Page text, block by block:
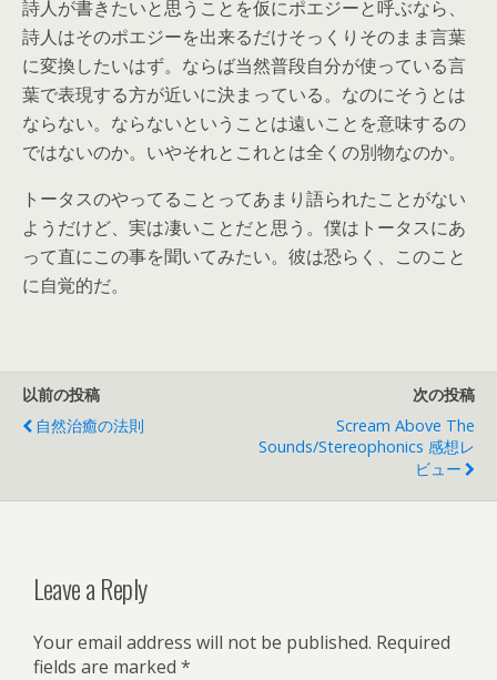
詩人が書きたいと思うことを仮にポエジーと呼ぶなら、
詩人はそのポエジーを出来るだけそっくりそのまま言葉
に変換したいはず。ならば当然普段自分が使っている言
葉で表現する方が近いに決まっている。なのにそうとは
ならない。ならないということは遠いことを意味するの
ではないのか。いやそれとこれとは全くの別物なのか。
トータスのやってることってあまり語られたことがない
ようだけど、実は凄いことだと思う。僕はトータスにあ
って直にこの事を聞いてみたい。彼は恐らく、このこと
に自覚的だ。
以前の投稿
自然治癒の法則
次の投稿
Scream Above The
Sounds/Stereophonics 感想レ
ビュー
Leave a Reply
Your email address will not be published. Required
fields are marked *